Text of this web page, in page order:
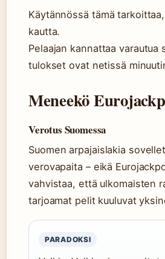
Käytännössä tämä
kautta.
Pelaajan kannattaa
tulokset ovat netissä
Meneekö
Verotus Suomessa
Suomen arpajaislakia
verovapaita – eikä
vahvistaa, että ulkomaisten
tarjoamat pelit kuuluvat
PARADOKSI